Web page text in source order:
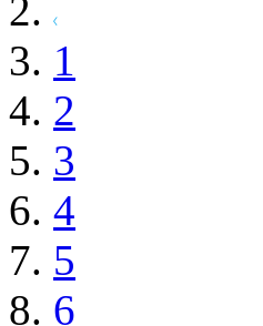
1
2
3
4
5
6